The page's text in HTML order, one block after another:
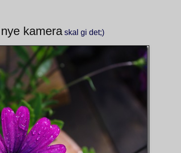
nye kameraskal gi det;)